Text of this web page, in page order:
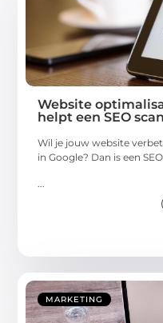
Website
helpt een SEO
Wil je jouw website
in Google? Dan is een SEO
MARKETING